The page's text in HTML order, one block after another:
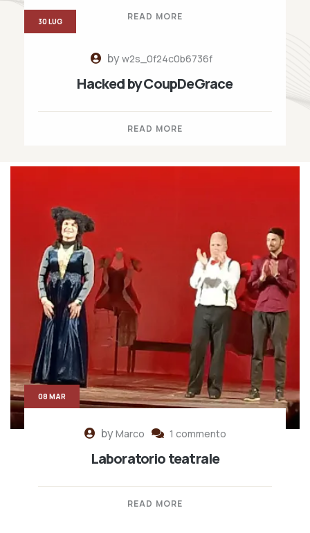
READ MORE
byw2s_0f24c0b6736f
Hacked by CoupDeGrace
READ MORE
30 LUG
byMarco 1 commento
Laboratorio teatrale
READ MORE
08 MAR